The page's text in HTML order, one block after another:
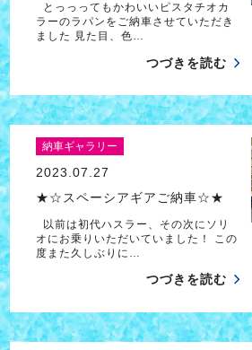
とっっってもかわいいピスタチオカ
ラーのラパンをご納車させていただき
ました 見た目、色…
つづきを読む
納車ギャラリー
2023.07.27
★☆スペーシアギアご納車☆★
以前は初代ハスラー、その次にソリ
オにお乗りいただいていました！ この
度また久しぶりに…
つづきを読む